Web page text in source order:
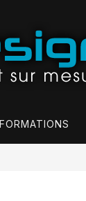
FORMATIONS